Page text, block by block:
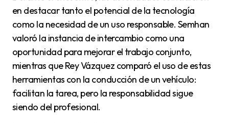
en destacar tanto el potencial de la tecnología
como la necesidad de un uso responsable. Semhan
valoró la instancia de intercambio como una
oportunidad para mejorar el trabajo conjunto,
mientras que Rey Vázquez comparó el uso de estas
herramientas con la conducción de un vehículo:
facilitan la tarea, pero la responsabilidad sigue
siendo del profesional.